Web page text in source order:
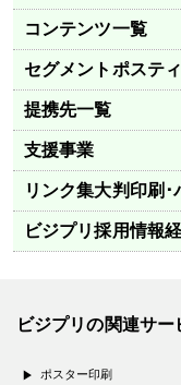
コンテンツ一覧
セグメントポステ
提携先一覧
支援事業
リンク集大判印刷･
ビジプリ採用情報
ビジプリの関連サー
ポスター印刷